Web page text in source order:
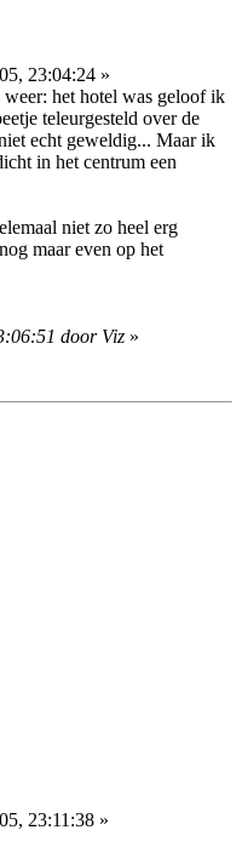
23:04:24 »
het hotel was geloof ik
teleurgesteld over de
echt geweldig... Maar ik
in het centrum een
niet zo heel erg
maar even op het
door Viz »
23:11:38 »